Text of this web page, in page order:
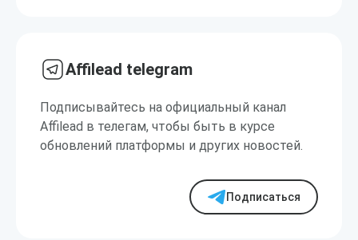
Affilead telegram
Подписывайтесь на официальный канал
Affilead в телегам, чтобы быть в курсе
обновлений платформы и других новостей.
Подписаться